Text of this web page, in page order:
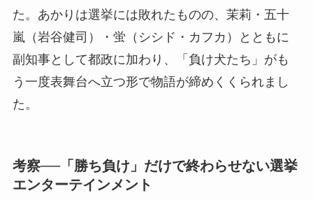
た。あかりは選挙には敗れたものの、茉莉・五十
嵐（岩谷健司）・蛍（シシド・カフカ）とともに
副知事として都政に加わり、「負け犬たち」がも
う一度表舞台へ立つ形で物語が締めくくられまし
た。
考察──「勝ち負け」だけで終わらせない選挙
エンターテインメント